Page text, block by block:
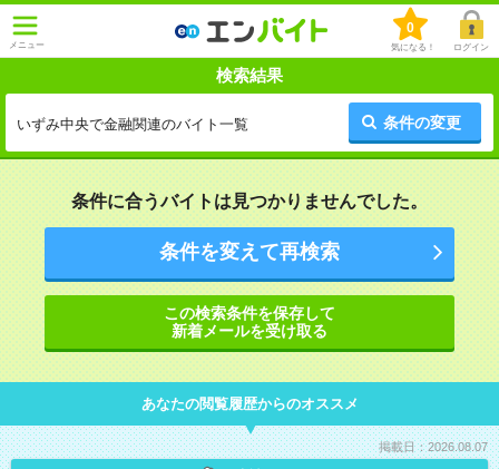
メニュー
0
気になる！ ログイン
検索結果
いずみ中央で金融関連のバイト一覧 条件の変更
条件に合うバイトは見つかりませんでした。
条件を変えて再検索
この検索条件を保存して
新着メールを受け取る
あなたの閲覧履歴からのオススメ
掲載日：2026.08.07